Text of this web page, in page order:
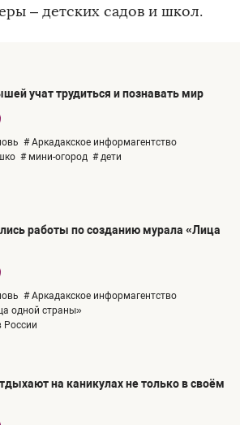
– детских садов и школ.
учат трудиться и познавать мир
# Аркадакское информагентство
# мини-огород # дети
работы по созданию мурала «Лица
# Аркадакское информагентство
одной страны»
России
на каникулах не только в своём